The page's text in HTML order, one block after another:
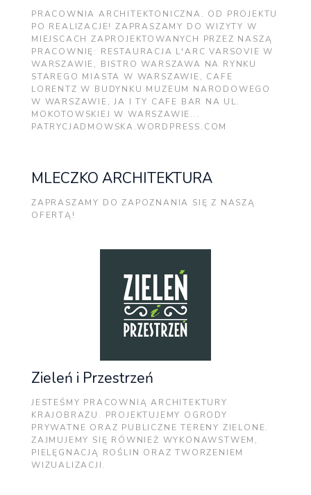
PRACOWNIA ARCHITEKTONICZNA. OD PROJEKTU
PO REALIZACJE! ZAPRASZAMY DO WIZYTY W
MIEJSCACH ZAPROJEKTOWANYCH PRZEZ NASZĄ
PRACOWNIĘ: RESTAURACJA L'ARC VARSOVIE W
WARSZAWIE, BISTRO WARSZAWA NA RYNKU
STAREGO MIASTA W WARSZAWIE, CAFE
LORENTZ W BUDYNKU MUZEUM NARODOWEGO
W WARSZAWIE, JA I TY CAFE BAR NA UL.
MOKOTOWSKIEJ W WARSZAWIE...
PATRYCJADMOWSKA.WORDPRESS.COM
MLECZKO ARCHITEKTURA
ZAPRASZAMY DO ZAPOZNANIA SIĘ Z NASZĄ
OFERTĄ!
Zieleń i Przestrzeń
JESTEŚMY PRACOWNIĄ ARCHITEKTURY
KRAJOBRAZU. PROJEKTUJEMY OGRODY
PRYWATNE ORAZ PUBLICZNE TERENY ZIELONE.
ZAJMUJEMY SIĘ RÓWNIEŻ WYKONAWSTWEM,
PIELĘGNACJĄ ROŚLIN ORAZ TWORZENIEM
WIZUALIZACJI.